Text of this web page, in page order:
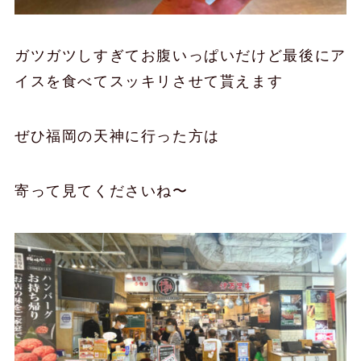
ガツガツしすぎてお腹いっぱいだけど最後にア
イスを食べてスッキリさせて貰えます
ぜひ福岡の天神に行った方は
寄って見てくださいね〜